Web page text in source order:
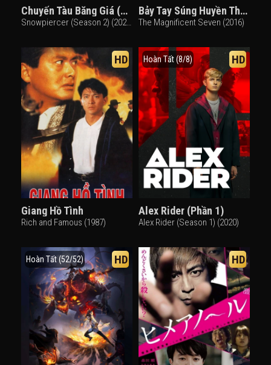
Chuyến Tàu Băng Giá (Phần 2)
Snowpiercer (Season 2) (2021)
Bảy Tay Súng Huyền Thoại
The Magnificent Seven (2016)
HD
Giang Hồ Tình
Rich and Famous (1987)
Hoàn Tất (8/8) HD
Alex Rider (Phần 1)
Alex Rider (Season 1) (2020)
Hoàn Tất (52/52) HD HD